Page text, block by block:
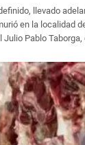
llevado
en la localidad
Pablo Taborga,